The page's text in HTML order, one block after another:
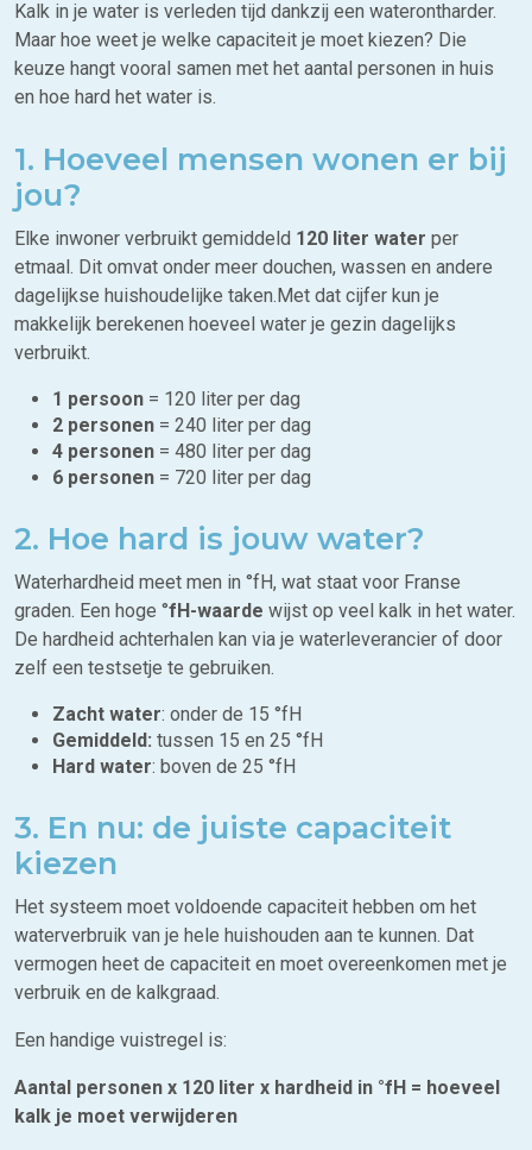
Kalk in je water is verleden tijd dankzij een waterontharder.
Maar hoe weet je welke capaciteit je moet kiezen? Die
keuze hangt vooral samen met het aantal personen in huis
en hoe hard het water is.
1. Hoeveel mensen wonen er bij
jou?
Elke inwoner verbruikt gemiddeld 120 liter water per
etmaal. Dit omvat onder meer douchen, wassen en andere
dagelijkse huishoudelijke taken.Met dat cijfer kun je
makkelijk berekenen hoeveel water je gezin dagelijks
verbruikt.
1 persoon = 120 liter per dag
2 personen = 240 liter per dag
4 personen = 480 liter per dag
6 personen = 720 liter per dag
2. Hoe hard is jouw water?
Waterhardheid meet men in °fH, wat staat voor Franse
graden. Een hoge °fH-waarde wijst op veel kalk in het water.
De hardheid achterhalen kan via je waterleverancier of door
zelf een testsetje te gebruiken.
Zacht water: onder de 15 °fH
Gemiddeld: tussen 15 en 25 °fH
Hard water: boven de 25 °fH
3. En nu: de juiste capaciteit
kiezen
Het systeem moet voldoende capaciteit hebben om het
waterverbruik van je hele huishouden aan te kunnen. Dat
vermogen heet de capaciteit en moet overeenkomen met je
verbruik en de kalkgraad.
Een handige vuistregel is:
Aantal personen x 120 liter x hardheid in °fH = hoeveel
kalk je moet verwijderen